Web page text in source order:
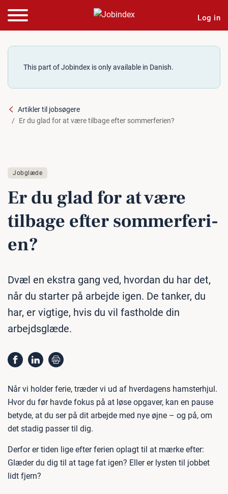
Log in
This part of Jobindex is only available in Danish.
Artikler til jobsøgere
Er du glad for at være tilbage efter sommerferien?
Jobglæde
Er du glad for at være
tilbage efter som­mer­fe­ri­
en?
Dvæl en ekstra gang ved, hvordan du har det,
når du starter på arbejde igen. De tanker, du
har, er vigtige, hvis du vil fastholde din
arbejdsglæde.
Når vi holder ferie, træder vi ud af hverdagens hamsterhjul.
Hvor du før havde fokus på at løse opgaver, kan en pause
betyde, at du ser på dit arbejde med nye øjne – og på, om
det stadig passer til dig.
Derfor er tiden lige efter ferien oplagt til at mærke efter:
Glæder du dig til at tage fat igen? Eller er lysten til jobbet
lidt fjern?